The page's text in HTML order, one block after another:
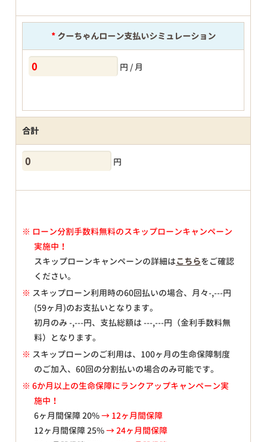
*クーちゃんローン支払いシミュレーション
円 / 月
合計
円
※ ローン分割手数料無料のスキップローンキャンペーン
実施中！
スキップローンキャンペーンの詳細はこちらをご確認
ください。
※ スキップローン利用時の60回払いの場合、月々-,---円
(59ヶ月)のお支払いとなります。
初月のみ-,---円、支払総額は---,---円（金利手数料無
料）となります。
※ スキップローンのご利用は、100ヶ月の生命保障制度
のご加入、60回の分割払いの場合のみ可能です。
※ 6か月以上の生命保障にランクアップキャンペーン実
施中！
6ヶ月間保障 20%→ 12ヶ月間保障
12ヶ月間保障 25%→ 24ヶ月間保障